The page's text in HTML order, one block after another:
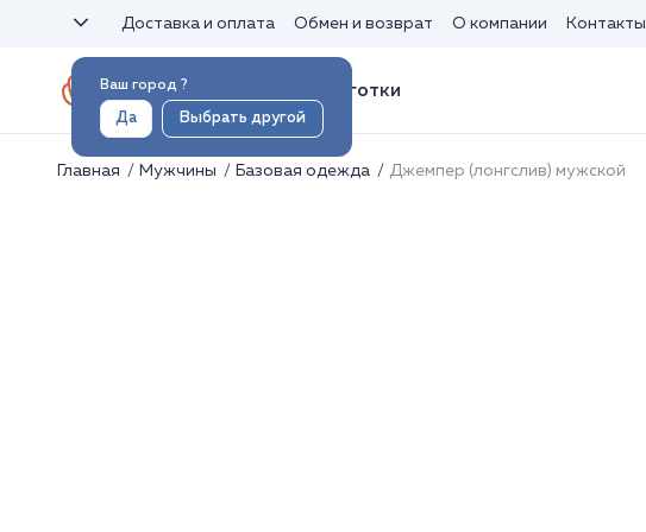
Ваш город ?
Да Выбрать другой
Доставка и оплата Обмен и возврат О компании Контакты
Носки и колготки
Главная Мужчины Базовая одежда Джемпер (лонгслив) мужской